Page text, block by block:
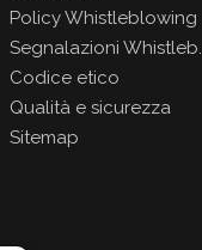
Policy Whistleblowing
Segnalazioni Whistleb.
Codice etico
Qualità e sicurezza
Sitemap